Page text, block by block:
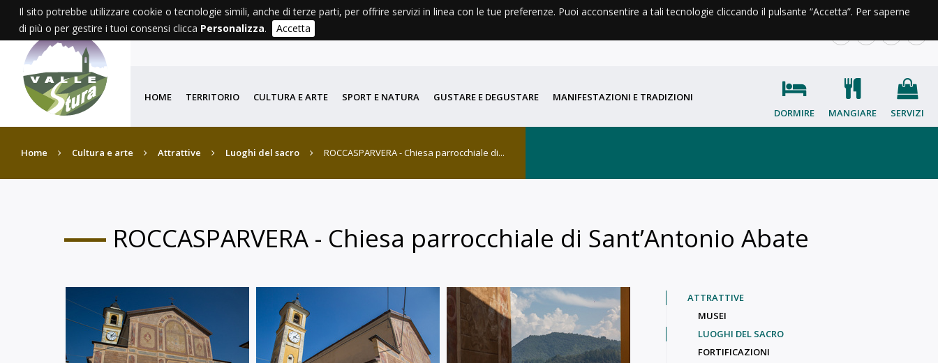
HOME TERRITORIO CULTURA E ARTE SPORT E NATURA GUSTARE E DEGUSTARE
MANIFESTAZIONI E TRADIZIONI
DORMIRE
MANGIARE SERVIZI
Home Cultura e arte Attrattive Luoghi del sacro ROCCASPARVERA - Chiesa parrocchiale di...
ROCCASPARVERA - Chiesa parrocchiale di Sant’Antonio Abate
ATTRATTIVE
MUSEI
LUOGHI DEL SACRO
FORTIFICAZIONI
Il sito potrebbe utilizzare cookie o tecnologie simili, anche di terze parti, per offrire servizi in linea con le tue preferenze. Puoi acconsentire a tali tecnologie cliccando il pulsante “Accetta”. Per saperne
di più o per gestire i tuoi consensi clicca Personalizza. Accetta